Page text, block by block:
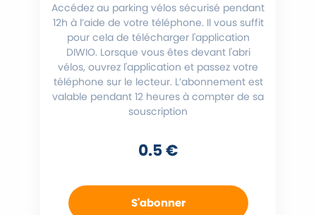
Accédez au parking vélos sécurisé pendant
12h à l’aide de votre téléphone. Il vous suffit
pour cela de télécharger l'application
DIWIO. Lorsque vous êtes devant l'abri
vélos, ouvrez l'application et passez votre
téléphone sur le lecteur. L’abonnement est
valable pendant 12 heures à compter de sa
souscription
0.5 €
S'abonner